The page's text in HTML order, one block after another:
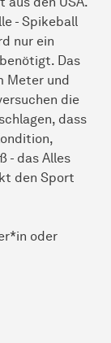
- Spikeball
nur ein
Das
Meter und
die
dass
- das Alles
den Sport
oder